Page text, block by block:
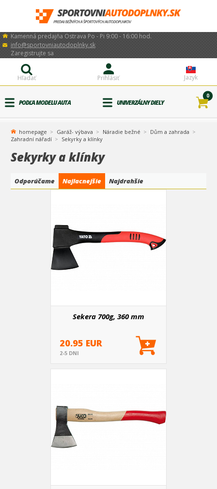
Kamenná predajňa Ostrava Po - Pi 9:00 - 16:00 hod.
info@sportovniautodoplnky.sk
Jazyk
Prihlásiť
Zaregistrujte sa
Hľadať
PODĽA MODELU AUTA UNIVERZÁLNY DIELY
0
homepage Garáž- výbava Náradie bežné
Dům a zahrada
Zahradní nářadí
Sekyrky a klínky
Sekyrky a klínky
Odporúčame Najlacnejšie Najdrahšie
Sekera 700g, 360 mm
20.95 EUR
2-5 DNI